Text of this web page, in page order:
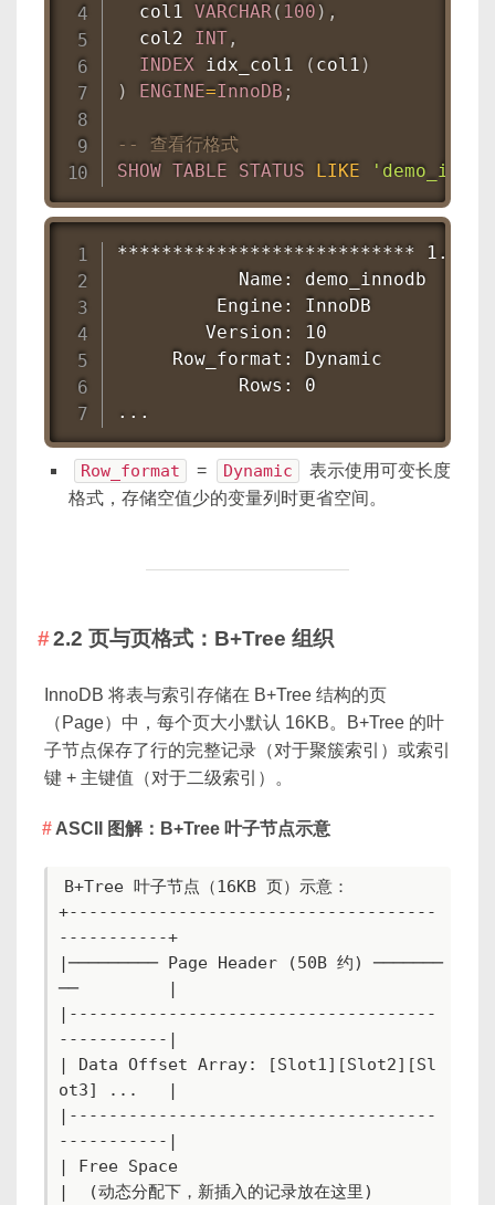
  col1
VARCHAR( 100 ) ,
  col2
INT,
INDEX idx_col1 ( col1 )
)
ENGINE=InnoDB ;
-- 查看行格式
SHOW TABLE STATUS LIKE
*************************** 1.
           Name: demo_innodb
         Engine: InnoDB
        Version: 10
     Row_format: Dynamic
           Rows: 0
...
Row_format = Dynamic
表示使用可变长度
格式，存储空值少的变量列时更省空间。
2.2 页与页格式：B+Tree 组织
InnoDB 将表与索引存储在 B+Tree 结构的页
（Page）中，每个页大小默认 16KB。B+Tree 的叶
子节点保存了行的完整记录（对于聚簇索引）或索引
键 + 主键值（对于二级索引）。
ASCII 图解：B+Tree 叶子节点示意
B+Tree 叶子节点（16KB 页）示意：
+-------------------------------------
-----------+
|───────── Page Header (50B 约) ───────
──         |
|-------------------------------------
-----------|
| Data Offset Array: [Slot1][Slot2][Sl
ot3] ...   |
|-------------------------------------
-----------|
| Free Space
|  (动态分配下，新插入的记录放在这里)